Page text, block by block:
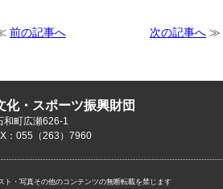
前の記事へ 次の記事へ ≫
化・スポーツ振興財団
町広瀬626-1
：055（263）7960
ト・写真その他のコンテンツの無断転載を禁じます